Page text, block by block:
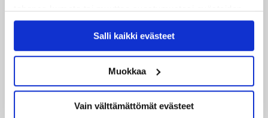
tahansa kumota tai muuttaa suostumustasi evästeiden
käytöstäEvästeet-sivultamme.
Salli kaikki evästeet
Muokkaa
Vain välttämättömät evästeet
Uusimmat